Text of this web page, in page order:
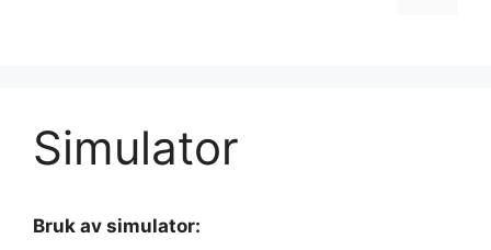
Simulator
Bruk av simulator: